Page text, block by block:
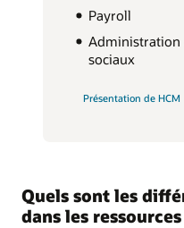
Payroll
Administration
sociaux
Présentation de HCM
Quels sont les
dans les